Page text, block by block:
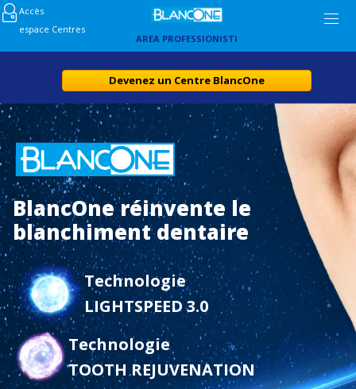
Accès
espace Centres
AREA PROFESSIONISTI
Devenez un Centre BlancOne
BlancOne réinvente le
blanchiment dentaire
Technologie
LIGHTSPEED 3.0
Technologie
TOOTH REJUVENATION